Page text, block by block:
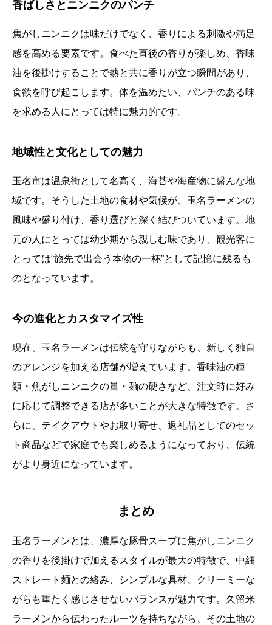
香ばしさとニンニクのパンチ
焦がしニンニクは味だけでなく、香りによる刺激や満足
感を高める要素です。食べた直後の香りが楽しめ、香味
油を後掛けすることで熱と共に香りが立つ瞬間があり、
食欲を呼び起こします。体を温めたい、パンチのある味
を求める人にとっては特に魅力的です。
地域性と文化としての魅力
玉名市は温泉街として名高く、海苔や海産物に盛んな地
域です。そうした土地の食材や気候が、玉名ラーメンの
風味や盛り付け、香り選びと深く結びついています。地
元の人にとっては幼少期から親しむ味であり、観光客に
とっては“旅先で出会う本物の一杯”として記憶に残るも
のとなっています。
今の進化とカスタマイズ性
現在、玉名ラーメンは伝統を守りながらも、新しく独自
のアレンジを加える店舗が増えています。香味油の種
類・焦がしニンニクの量・麺の硬さなど、注文時に好み
に応じて調整できる店が多いことが大きな特徴です。さ
らに、テイクアウトやお取り寄せ、返礼品としてのセッ
ト商品などで家庭でも楽しめるようになっており、伝統
がより身近になっています。
まとめ
玉名ラーメンとは、濃厚な豚骨スープに焦がしニンニク
の香りを後掛けで加えるスタイルが最大の特徴で、中細
ストレート麺との絡み、シンプルな具材、クリーミーな
がらも重たく感じさせないバランスが魅力です。久留米
ラーメンから伝わったルーツを持ちながら、その土地の